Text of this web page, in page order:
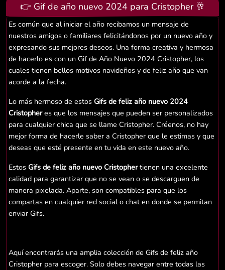
👉 Gif de año nuevo 2024 para Cristopher 🥂
Es común que al iniciar el año recibamos un mensaje de
nuestros amigos o familiares felicitándonos por un nuevo año y
expresando sus mejores deseos. Una forma creativa y hermosa
de hacerlo es con un Gif de Año Nuevo 2024 Cristopher, los
cuales tienen bellos motivos navideños y de feliz año que van
acorde a la fecha.
Lo más hermoso de estos Gifs de feliz año nuevo 2024
Cristopheres que los mensajes que pueden ser personalizados
para cualquier chica que se llame Cristopher. Créenos, no hay
mejor forma de hacerle saber a Cristopher que le estimas y que
deseas que esté presente en tu vida en este nuevo año.
Estos Gifs de feliz año nuevo Cristophertienen una excelente
calidad para garantizar que no se vean o se descarguen de
manera pixelada. Aparte, son compatibles para que los
compartas en cualquier red social o chat en donde se permitan
enviar Gifs.
Aquí encontrarás una amplia colección de Gifs de feliz año
Cristopher para escoger. Solo debes navegar entre todas las